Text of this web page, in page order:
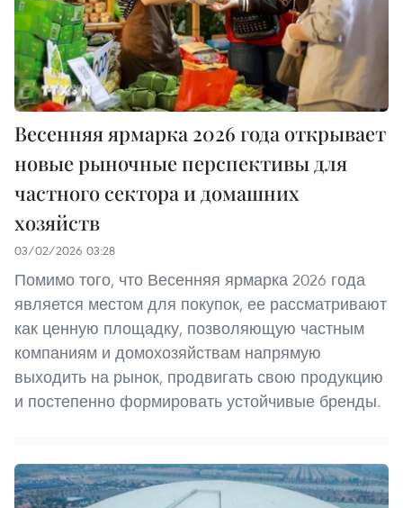
Весенняя ярмарка 2026 года открывает
новые рыночные перспективы для
частного сектора и домашних
хозяйств
03/02/2026 03:28
Помимо того, что Весенняя ярмарка 2026 года
является местом для покупок, ее рассматривают
как ценную площадку, позволяющую частным
компаниям и домохозяйствам напрямую
выходить на рынок, продвигать свою продукцию
и постепенно формировать устойчивые бренды.